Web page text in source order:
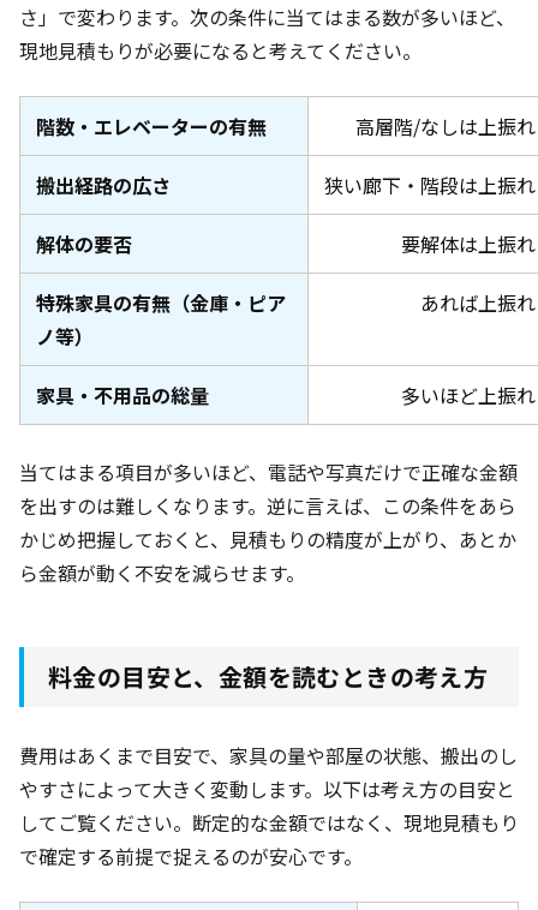
さ」で変わります。次の条件に当てはまる数が多いほど、
現地見積もりが必要になると考えてください。
階数・エレベーターの有無 高層階/なしは上振れ
搬出経路の広さ 狭い廊下・階段は上振れ
解体の要否 要解体は上振れ
特殊家具の有無（金庫・ピア
ノ等）
あれば上振れ
家具・不用品の総量 多いほど上振れ
当てはまる項目が多いほど、電話や写真だけで正確な金額
を出すのは難しくなります。逆に言えば、この条件をあら
かじめ把握しておくと、見積もりの精度が上がり、あとか
ら金額が動く不安を減らせます。
料金の目安と、金額を読むときの考え方
費用はあくまで目安で、家具の量や部屋の状態、搬出のし
やすさによって大きく変動します。以下は考え方の目安と
してご覧ください。断定的な金額ではなく、現地見積もり
で確定する前提で捉えるのが安心です。